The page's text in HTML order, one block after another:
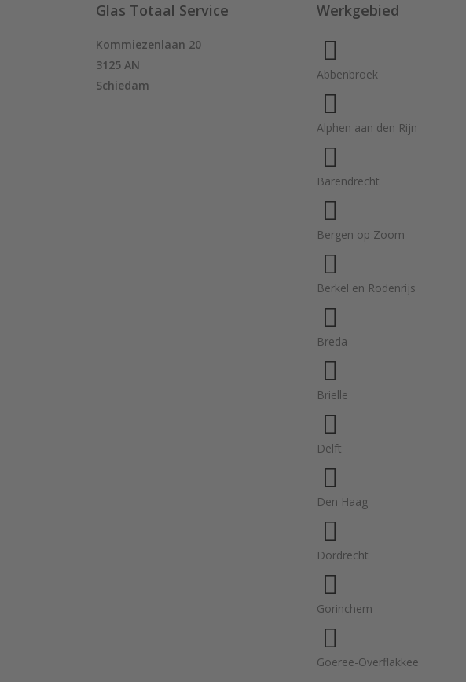
Glas Totaal Service
Kommiezenlaan 20
3125 AN
Schiedam
Werkgebied
Abbenbroek
Alphen aan den Rijn
Barendrecht
Bergen op Zoom
Berkel en Rodenrijs
Breda
Brielle
Delft
Den Haag
Dordrecht
Gorinchem
Goeree-Overflakkee